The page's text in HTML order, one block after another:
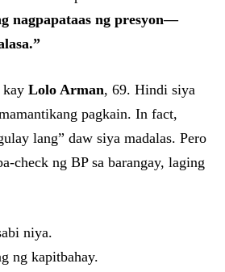
nagpapataas ng presyon—
kay Lolo Arman, 69. Hindi siya
pagkain. In fact,
lang” daw siya madalas. Pero
check ng BP sa barangay, laging
niya.
ng kapitbahay.